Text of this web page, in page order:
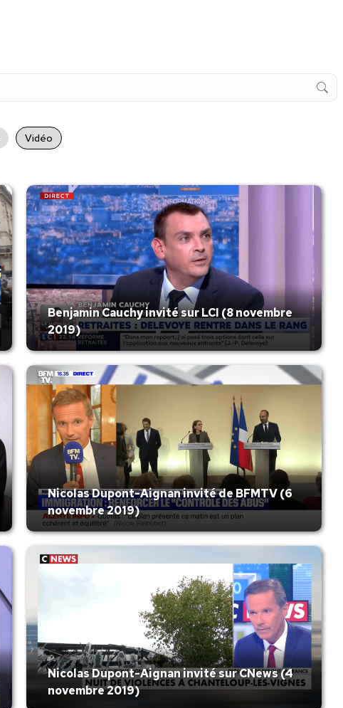
Vidéo
Benjamin Cauchy invité sur LCI (8 novembre
2019)
Nicolas Dupont-Aignan invité de BFMTV (6
novembre 2019)
Nicolas Dupont-Aignan invité sur CNews (4
novembre 2019)